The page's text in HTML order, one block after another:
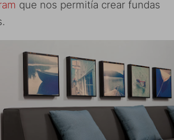
que nos permitía crear fundas